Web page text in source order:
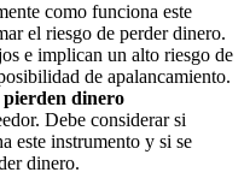
como funciona este
el riesgo de perder dinero.
e implican un alto riesgo de
de apalancamiento.
pierden dinero
Debe considerar si
este instrumento y si se
dinero.